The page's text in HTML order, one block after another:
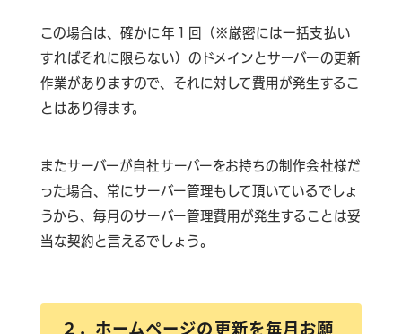
この場合は、確かに年１回（※厳密には一括支払い
すればそれに限らない）のドメインとサーバーの更新
作業がありますので、それに対して費用が発生するこ
とはあり得ます。
またサーバーが自社サーバーをお持ちの制作会社様だ
った場合、常にサーバー管理もして頂いているでしょ
うから、毎月のサーバー管理費用が発生することは妥
当な契約と言えるでしょう。
２．ホームページの更新を毎月お願